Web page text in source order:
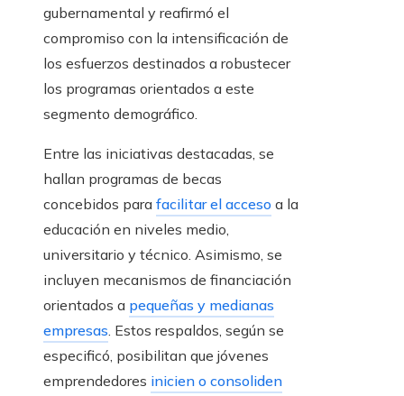
gubernamental y reafirmó el
compromiso con la intensificación de
los esfuerzos destinados a robustecer
los programas orientados a este
segmento demográfico.
Entre las iniciativas destacadas, se
hallan programas de becas
concebidos para facilitar el acceso a la
educación en niveles medio,
universitario y técnico. Asimismo, se
incluyen mecanismos de financiación
orientados a pequeñas y medianas
empresas. Estos respaldos, según se
especificó, posibilitan que jóvenes
emprendedores inicien o consoliden